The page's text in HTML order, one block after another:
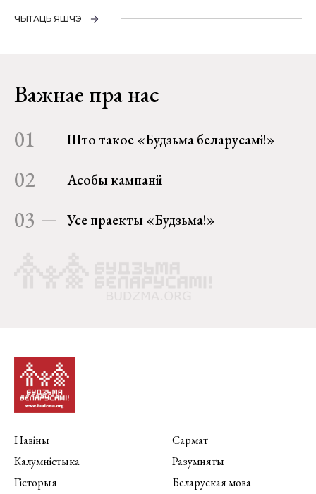
ЧЫТАЦЬ ЯШЧЭ
Важнае пра нас
01 Што такое «Будзьма беларусамі!»
02 Асобы кампаніі
03 Усе праекты «Будзьма!»
Навіны
Калумністыка
Гісторыя
Сармат
Разумняты
Беларуская мова